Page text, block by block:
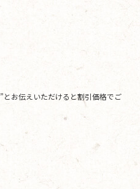
”とお伝えいただけると割引価格でご